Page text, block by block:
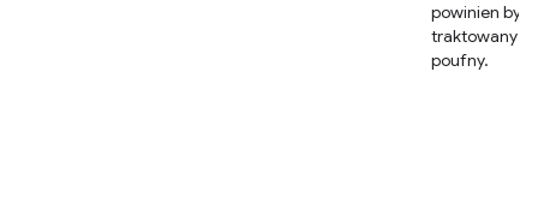
powinien być
traktowany
poufny.